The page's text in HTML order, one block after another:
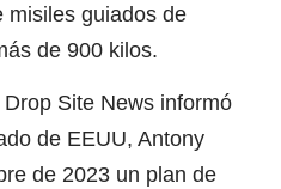
misiles guiados de
de 900 kilos.
Site News informó
de EEUU, Antony
de 2023 un plan de